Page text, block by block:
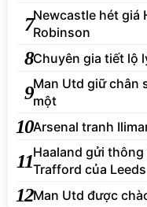
7Newcastle hét giá
Robinson
8Chuyên gia tiết lộ
9Man Utd giữ chân
một
10Arsenal tranh
11Haaland gửi
Trafford của Leeds
12Man Utd được